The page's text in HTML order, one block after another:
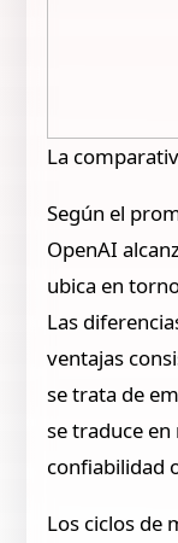
La
Según el
OpenAI
ubica en
Las
ventajas
se trata de
se traduce
confiabilidad
Los ciclos de